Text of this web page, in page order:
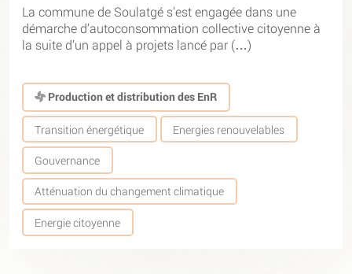
La commune de Soulatgé s’est engagée dans une
démarche d’autoconsommation collective citoyenne à
la suite d’un appel à projets lancé par (…)
Production et distribution des EnR
Transition énergétique Energies renouvelables
Gouvernance
Atténuation du changement climatique
Energie citoyenne